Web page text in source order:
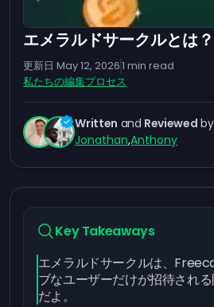
エメラルドサークルとは？
更新日 May 12, 20261 min read
私たちの編集プロセス
Written and Reviewed by
Jonathan,Anthony
Key Takeaways
エメラルドサークルは、
ブなユーザーだけが招待され
だよ。